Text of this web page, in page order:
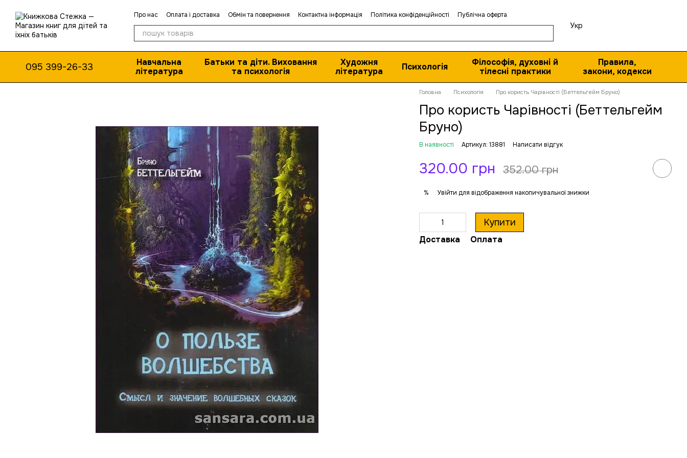
Про нас Оплата і доставка Обмін та повернення Контактна інформація Політика конфіденційності Публічна оферта
Укр
095 399-26-33
Навчальна
література
Батьки та діти. Виховання
та психологія
Художня
література
Психологія
Філософія, духовні й
тілесні практики
Правила,
закони, кодекси
Головна Психологія Про користь Чарівності (Беттельгейм Бруно)
Про користь Чарівності (Беттельгейм
Бруно)
В наявності Артикул: 13881 Написати відгук
320.00 грн 352.00 грн
% Увійти для відображення накопичувальної знижки
Купити
Доставка Оплата